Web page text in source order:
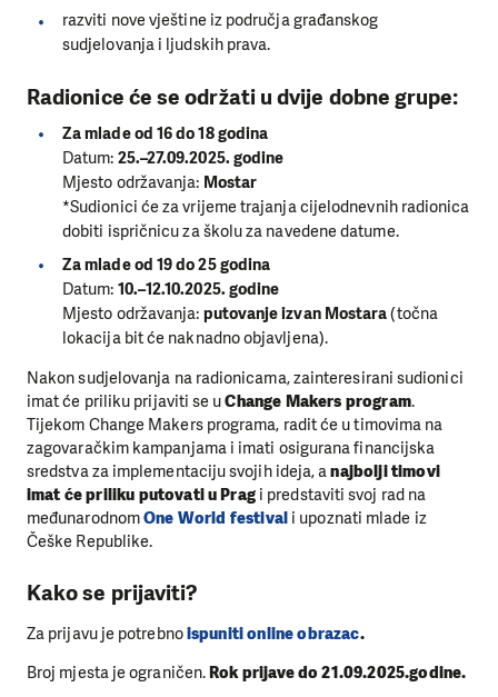
razviti nove vještine iz područja građanskog
sudjelovanja i ljudskih prava.
Radionice će se održati u dvije dobne grupe:
Za mlade od 16 do 18 godina
Datum: 25.–27.09.2025. godine
Mjesto održavanja: Mostar
*Sudionici će za vrijeme trajanja cijelodnevnih radionica
dobiti ispričnicu za školu za navedene datume.
Za mlade od 19 do 25 godina
Datum: 10.–12.10.2025. godine
Mjesto održavanja: putovanje izvan Mostara(točna
lokacija bit će naknadno objavljena).
Nakon sudjelovanja na radionicama, zainteresirani sudionici
imat će priliku prijaviti se uChange Makers program.
Tijekom Change Makers programa, radit će u timovima na
zagovaračkim kampanjama i imati osigurana financijska
sredstva za implementaciju svojih ideja, anajbolji timovi
imat će priliku putovati u Pragi predstaviti svoj rad na
međunarodnomOne World festival i upoznati mlade iz
Češke Republike.
Kako se prijaviti?
Za prijavu je potrebnoispuniti online obrazac.
Broj mjesta je ograničen.Rok prijave do 21.09.2025.godine.